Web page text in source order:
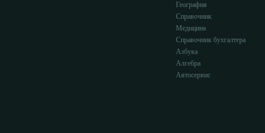
География
Справочник
Медицина
Справочник бухгалтера
Азбука
Алгебра
Автосервис